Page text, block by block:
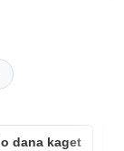
kaget